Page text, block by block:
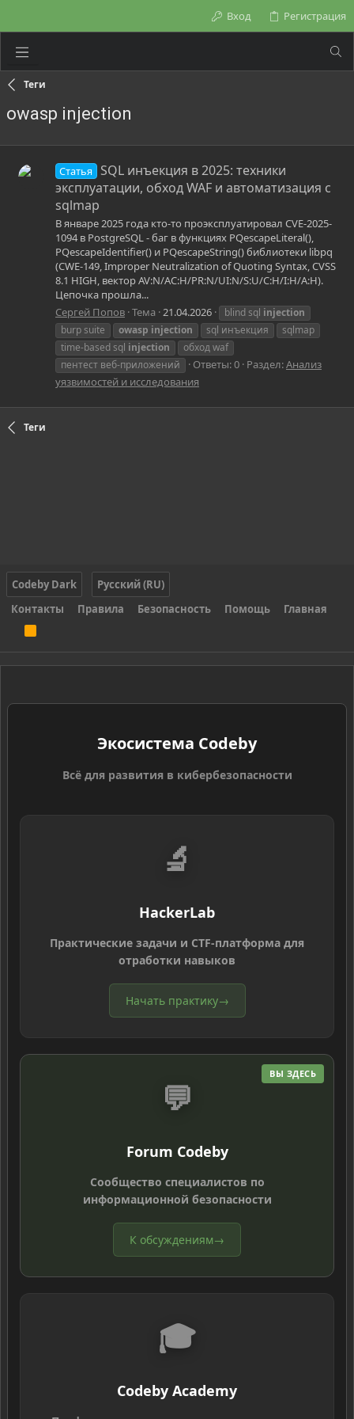
Вход Регистрация
Теги
owasp injection
Статья
SQL инъекция в 2025: техники
эксплуатации, обход WAF и автоматизация с
sqlmap
В январе 2025 года кто-то проэксплуатировал CVE-2025-
1094 в PostgreSQL - баг в функциях PQescapeLiteral(),
PQescapeIdentifier() и PQescapeString() библиотеки libpq
(CWE-149, Improper Neutralization of Quoting Syntax, CVSS
8.1 HIGH, вектор AV:N/AC:H/PR:N/UI:N/S:U/C:H/I:H/A:H).
Цепочка прошла...
Сергей Попов Тема 21.04.2026 blind sql injection
burp suite
owasp injection sql инъекция
sqlmap
time-based sql injection
обход waf
пентест веб-приложений
Ответы: 0 Раздел:Анализ
уязвимостей и исследования
Теги
Codeby Dark
Русский (RU)
Контакты
Правила Безопасность Помощь Главная
S
Экосистема Codeby
Всё для развития в кибербезопасности
🔬
HackerLab
Практические задачи и CTF-платформа для
отработки навыков
Начать практику→
ВЫ ЗДЕСЬ
💬
Forum Codeby
Сообщество специалистов по
информационной безопасности
К обсуждениям→
🎓
Codeby Academy